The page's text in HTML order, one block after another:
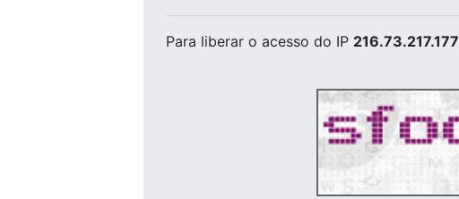
Para liberar o acesso do IP 216.73.217.177